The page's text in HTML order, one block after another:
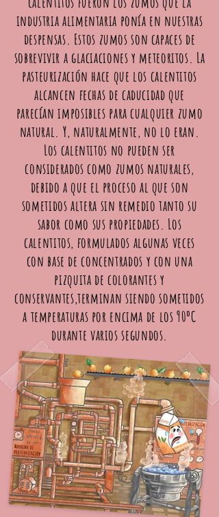
industria alimentaria ponía en nuestras
despensas. Estos zumos son capaces de
sobrevivir a glaciaciones y meteoritos. La
pasteurización hace que los calentitos
alcancen fechas de caducidad que
parecían imposibles para cualquier zumo
natural. Y, naturalmente, no lo eran.
Los calentitos no pueden ser
considerados como zumos naturales,
debido a que el proceso al que son
sometidos altera sin remedio tanto su
sabor como sus propiedades. Los
calentitos, formulados algunas veces
con base de concentrados y con una
pizquita de colorantes y
conservantes,terminan siendo sometidos
a temperaturas por encima de los 90ºC
durante varios segundos.